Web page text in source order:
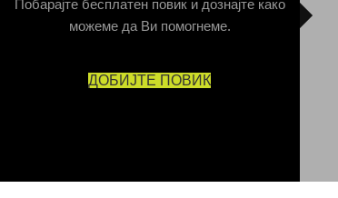
Побарајте бесплатен повик и дознајте како
можеме да Ви помогнеме.
ДОБИЈТЕ ПОВИК